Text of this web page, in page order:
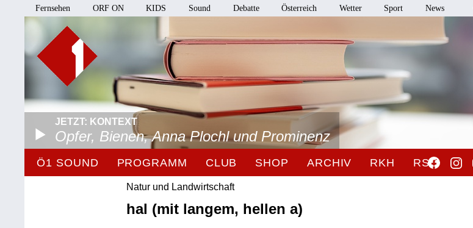
Fernsehen ORF ON KIDS Sound Debatte Österreich Wetter Sport News
JETZT: KONTEXT
Opfer, Bienen, Anna Plochl und Prominenz
Ö1 SOUND PROGRAMM CLUB SHOP ARCHIV RKH RSO
Natur und Landwirtschaft
hal (mit langem, hellen a)